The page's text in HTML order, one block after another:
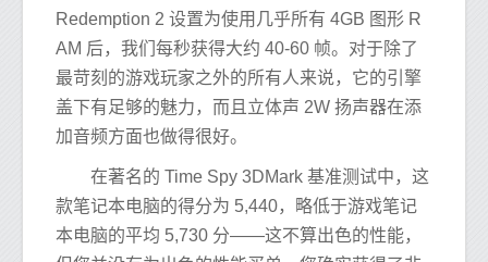
Redemption 2 设置为使用几乎所有 4GB 图形 R
AM 后，我们每秒获得大约 40-60 帧。对于除了
最苛刻的游戏玩家之外的所有人来说，它的引擎
盖下有足够的魅力，而且立体声 2W 扬声器在添
加音频方面也做得很好。
在著名的 Time Spy 3DMark 基准测试中，这
款笔记本电脑的得分为 5,440，略低于游戏笔记
本电脑的平均 5,730 分——这不算出色的性能，